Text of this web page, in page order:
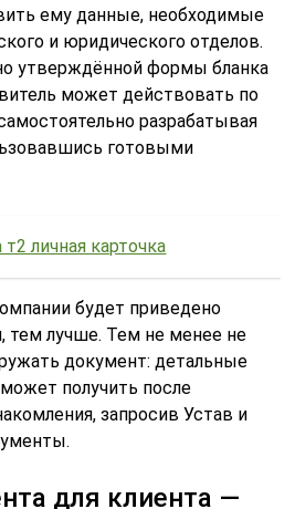
ему данные, необходимые
и юридического отделов.
утверждённой формы бланка
может действовать по
разрабатывая
готовыми
личная карточка
будет приведено
тем лучше. Тем не менее не
документ: детальные
получить после
запросив Устав и
для клиента —